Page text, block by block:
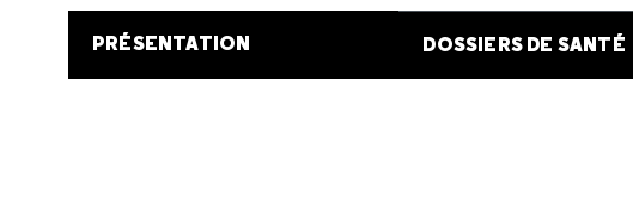
PRÉSENTATION DOSSIERS DE SANTÉ